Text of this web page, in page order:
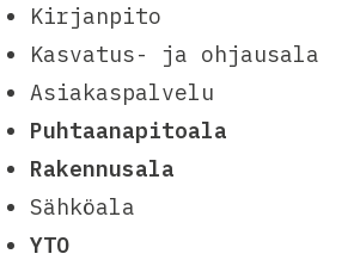
Kirjanpito
Kasvatus- ja ohjausala
Asiakaspalvelu
Puhtaanapitoala
Rakennusala
Sähköala
YTO